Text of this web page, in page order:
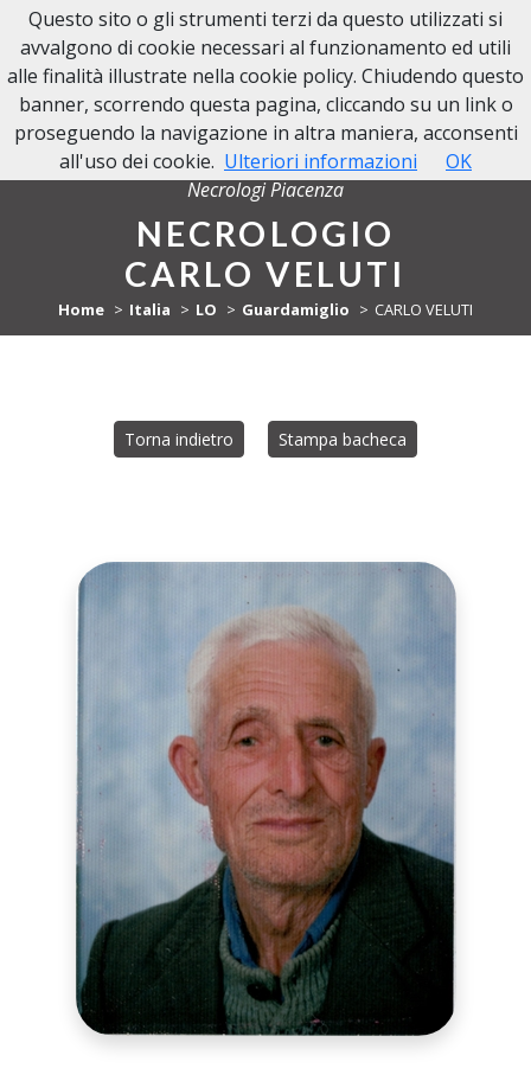
NECROLOGI PIACENZA
Necrologi Piacenza
NECROLOGIO
CARLO VELUTI
Home Italia LO Guardamiglio CARLO VELUTI
Torna indietro Stampa bacheca
Questo sito o gli strumenti terzi da questo utilizzati si
avvalgono di cookie necessari al funzionamento ed utili
alle finalità illustrate nella cookie policy. Chiudendo questo
banner, scorrendo questa pagina, cliccando su un link o
proseguendo la navigazione in altra maniera, acconsenti
all'uso dei cookie. Ulteriori informazioni OK